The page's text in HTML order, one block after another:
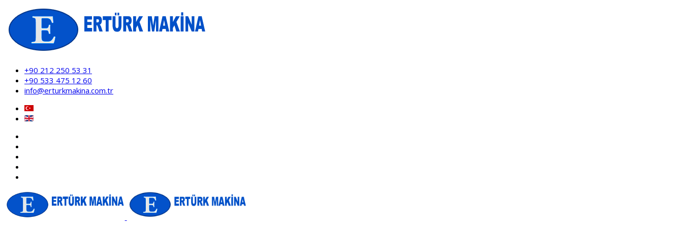
+90 212 250 53 31
+90 533 475 12 60
info@erturkmakina.com.tr